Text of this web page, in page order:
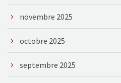
novembre 2025
octobre 2025
septembre 2025